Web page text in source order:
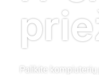
Palikite